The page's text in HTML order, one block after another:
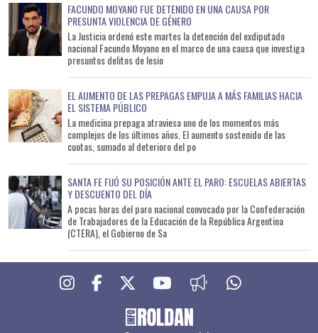
FACUNDO MOYANO FUE DETENIDO EN UNA CAUSA POR
PRESUNTA VIOLENCIA DE GÉNERO
La Justicia ordenó este martes la detención del exdiputado
nacional Facundo Moyano en el marco de una causa que investiga
presuntos delitos de lesio
EL AUMENTO DE LAS PREPAGAS EMPUJA A MÁS FAMILIAS HACIA
EL SISTEMA PÚBLICO
La medicina prepaga atraviesa uno de los momentos más
complejos de los últimos años. El aumento sostenido de las
cuotas, sumado al deterioro del po
SANTA FE FIJÓ SU POSICIÓN ANTE EL PARO: ESCUELAS ABIERTAS
Y DESCUENTO DEL DÍA
A pocas horas del paro nacional convocado por la Confederación
de Trabajadores de la Educación de la República Argentina
(CTERA), el Gobierno de Sa